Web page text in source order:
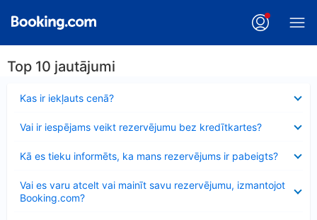
Top 10 jautājumi
Kas ir iekļauts cenā?
Vai ir iespējams veikt rezervējumu bez kredītkartes?
Kā es tieku informēts, ka mans rezervējums ir pabeigts?
Vai es varu atcelt vai mainīt savu rezervējumu, izmantojot
Booking.com?